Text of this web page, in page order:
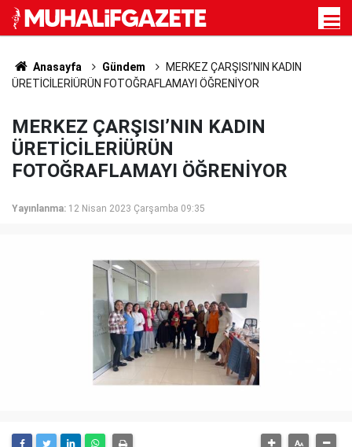
Anasayfa Gündem
MERKEZ ÇARŞISI’NIN KADIN
ÜRETİCİLERİÜRÜN FOTOĞRAFLAMAYI ÖĞRENİYOR
MERKEZ ÇARŞISI’NIN KADIN
ÜRETİCİLERİÜRÜN
FOTOĞRAFLAMAYI ÖĞRENİYOR
Yayınlanma: 12 Nisan 2023 Çarşamba 09:35